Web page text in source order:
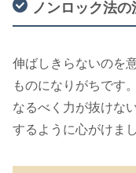
ノンロック法の
伸ばしきらないのを
ものになりがちです。
なるべく力が抜けな
するように心がけま